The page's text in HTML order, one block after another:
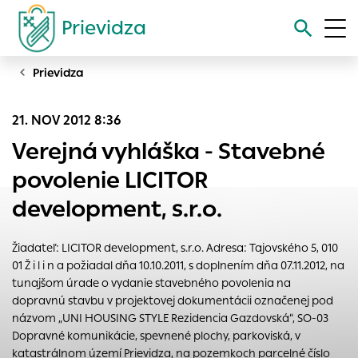
Prievidza
Vyhľadávanie
Prievidza
21. NOV 2012 8:36
Verejná vyhláška - Stavebné
povolenie LICITOR
development, s.r.o.
Žiadateľ: LICITOR development, s.r.o. Adresa: Tajovského 5, 010
01 Ž i l i n a požiadal dňa 10.10.2011, s doplnením dňa 07.11.2012, na
tunajšom úrade o vydanie stavebného povolenia na
dopravnú stavbu v projektovej dokumentácii označenej pod
názvom „UNI HOUSING STYLE Rezidencia Gazdovská“, SO-03
Dopravné komunikácie, spevnené plochy, parkoviská, v
katastrálnom území Prievidza, na pozemkoch parcelné číslo
Nastavenie cookies
Cookies sú malé súbory, do ktorých webové stránky môžu
ukladať informácie o vašej aktivite a preferenciách.
Používajú sa napríklad k tomu, aby si webový prehliadač
zapamätoval Vaše prihlásenie alebo aby sa uložila Vaša
voľba v tomto okne.
Vyberte úroveň cookies, ktorú chcete povoliť
Technické cookies
Technické súbory cookie sú pre prevádzku nevyhnutné a
pomáhajú urobiť webové stránky uplatniteľnými tým, že
umožňujú základné funkcie, ako je navigácia na stránke a